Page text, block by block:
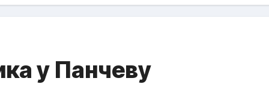
у Панчеву